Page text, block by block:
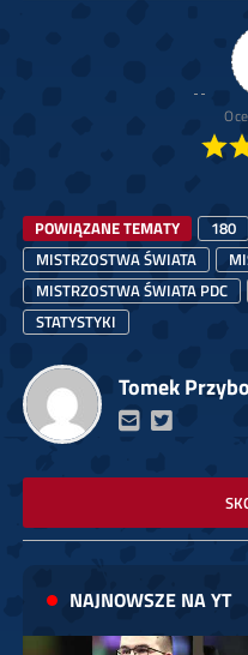
POWIĄZANE TEMATY 180
MISTRZOSTWA ŚWIATA
MISTRZOSTWA ŚWIATA PDC
STATYSTYKI
Tomek
NAJNOWSZE NA YT